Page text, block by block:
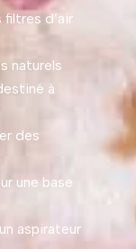
d’air
naturels
à
des
une base
aspirateur